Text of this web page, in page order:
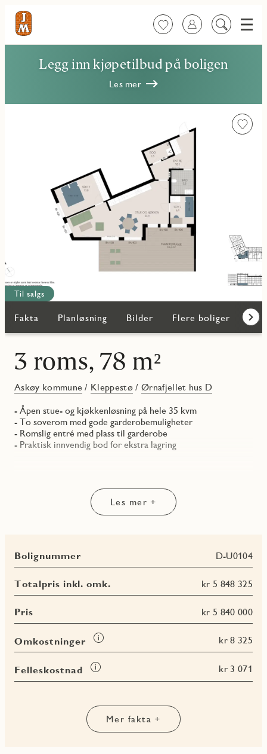
FavoritterLogg inn
Søk
Meny
Legg inn kjøpetilbud på boligen
Les mer
Til salgs
Fakta Planløsning Bilder Flere boliger
3 roms, 78 m²
Askøy kommune / Kleppestø / Ørnafjellet hus D
- Åpen stue- og kjøkkenløsning på hele 35 kvm
- To soverom med gode garderobemuligheter
- Romslig entré med plass til garderobe
- Praktisk innvendig bod for ekstra lagring
Les mer +
Bolignummer D-U0104
Totalpris inkl. omk. kr 5 848 325
Pris kr 5 840 000
Omkostninger
Les
mer
om
Omkostninger
kr 8 325
Felleskostnad
Les
kr 3 071
Les
Les Les
BRA
totalt
Mer fakta +